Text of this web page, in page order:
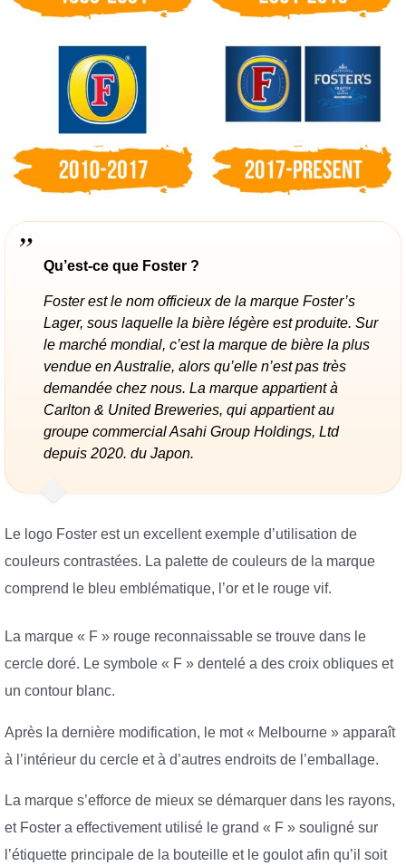
Qu’est-ce que Foster ?
Foster est le nom officieux de la marque Foster’s
Lager, sous laquelle la bière légère est produite. Sur
le marché mondial, c’est la marque de bière la plus
vendue en Australie, alors qu’elle n’est pas très
demandée chez nous. La marque appartient à
Carlton & United Breweries, qui appartient au
groupe commercial Asahi Group Holdings, Ltd
depuis 2020. du Japon.
Le logo Foster est un excellent exemple d’utilisation de
couleurs contrastées. La palette de couleurs de la marque
comprend le bleu emblématique, l’or et le rouge vif.
La marque « F » rouge reconnaissable se trouve dans le
cercle doré. Le symbole « F » dentelé a des croix obliques et
un contour blanc.
Après la dernière modification, le mot « Melbourne » apparaît
à l’intérieur du cercle et à d’autres endroits de l’emballage.
La marque s’efforce de mieux se démarquer dans les rayons,
et Foster a effectivement utilisé le grand « F » souligné sur
l’étiquette principale de la bouteille et le goulot afin qu’il soit